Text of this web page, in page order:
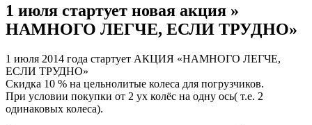
1 июля стартует новая акция »
НАМНОГО ЛЕГЧЕ, ЕСЛИ ТРУДНО»
1 июля 2014 года стартует АКЦИЯ «НАМНОГО ЛЕГЧЕ,
ЕСЛИ ТРУДНО»
Скидка 10 % на цельнолитые колеса для погрузчиков.
При условии покупки от 2 ух колёс на одну ось( т.е. 2
одинаковых колеса).